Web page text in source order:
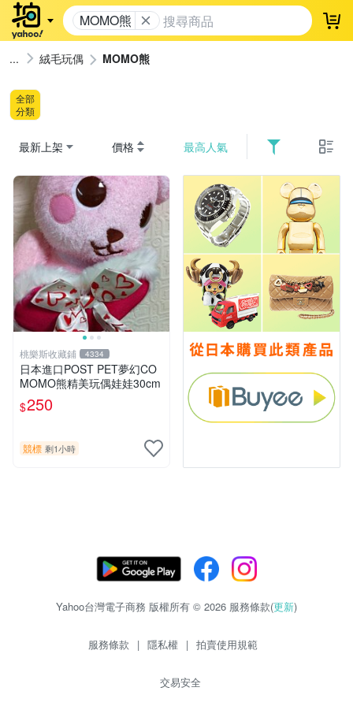
MOMO熊 登
絨毛玩偶 MOMO熊
全部
分類
最新上架 價格 最高人氣
桃樂斯收藏鋪 4334
日本進口POST PET夢幻CO
MOMO熊精美玩偶娃娃30cm
$250
競標 剩1小時
Yahoo台灣電子商務 版權所有 © 2026 服務條款(更新)
服務條款 | 隱私權 | 拍賣使用規範
交易安全